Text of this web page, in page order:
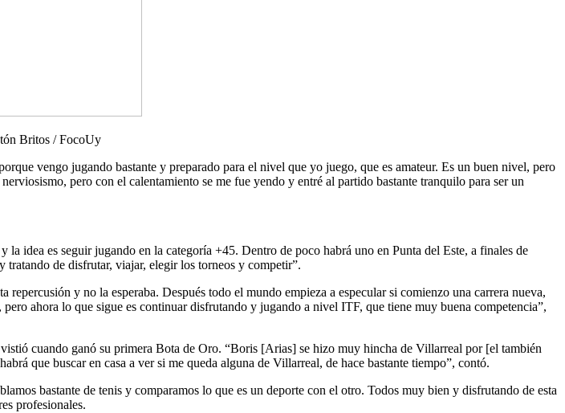
Britos / FocoUy
vengo jugando bastante y preparado para el nivel que yo juego, que es amateur. Es un buen nivel, pero
pero con el calentamiento se me fue yendo y entré al partido bastante tranquilo para ser un
idea es seguir jugando en la categoría +45. Dentro de poco habrá uno en Punta del Este, a finales de
de disfrutar, viajar, elegir los torneos y competir”.
y no la esperaba. Después todo el mundo empieza a especular si comienzo una carrera nueva,
ahora lo que sigue es continuar disfrutando y jugando a nivel ITF, que tiene muy buena competencia”,
cuando ganó su primera Bota de Oro. “Boris [Arias] se hizo muy hincha de Villarreal por [el también
que buscar en casa a ver si me queda alguna de Villarreal, de hace bastante tiempo”, contó.
bastante de tenis y comparamos lo que es un deporte con el otro. Todos muy bien y disfrutando de esta
profesionales.